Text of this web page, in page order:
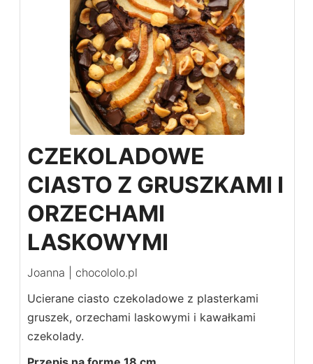
CZEKOLADOWE
CIASTO Z GRUSZKAMI I
ORZECHAMI
LASKOWYMI
Joanna | chocololo.pl
Ucierane ciasto czekoladowe z plasterkami
gruszek, orzechami laskowymi i kawałkami
czekolady.